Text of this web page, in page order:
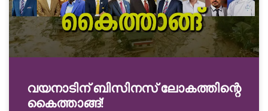
വയനാടിന് ബിസിനസ് ലോകത്തിന്റെ
കൈത്താങ്ങ്!